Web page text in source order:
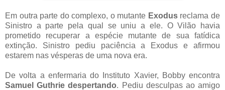
Em outra parte do complexo, o mutante Exodusreclama de
Sinistro a parte pela qual se uniu a ele. O Vilão havia
prometido recuperar a espécie mutante de sua fatídica
extinção. Sinistro pediu paciência a Exodus e afirmou
estarem nas vésperas de uma nova era.
De volta a enfermaria do Instituto Xavier, Bobby encontra
Samuel Guthrie despertando. Pediu desculpas ao amigo